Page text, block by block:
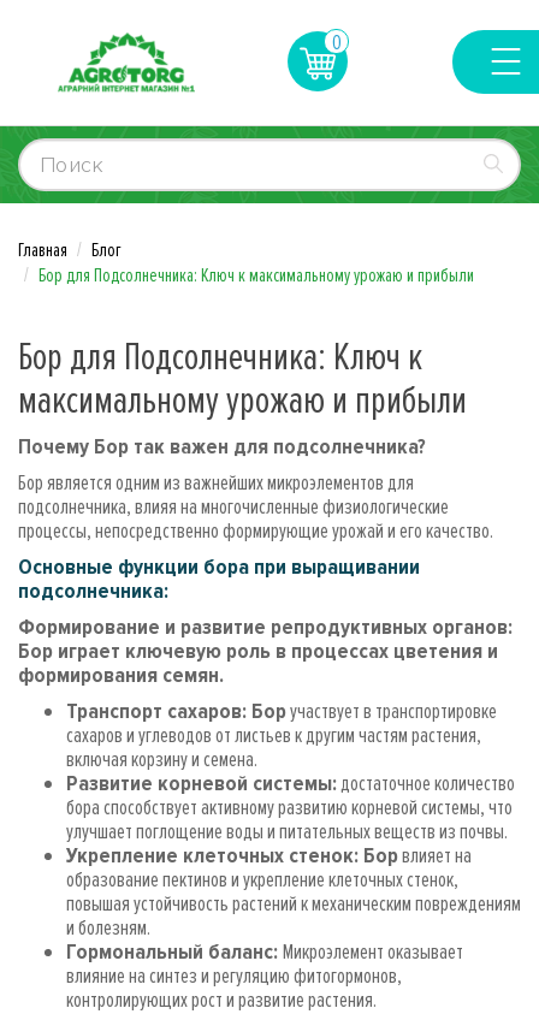
0
Главная
Блог
Бор для Подсолнечника: Ключ к максимальному урожаю и прибыли
Бор для Подсолнечника: Ключ к
максимальному урожаю и прибыли
Почему Бор так важен для подсолнечника?
Бор является одним из важнейших микроэлементов для
подсолнечника, влияя на многочисленные физиологические
процессы, непосредственно формирующие урожай и его качество.
Основные функции бора при выращивании
подсолнечника:
Формирование и развитие репродуктивных органов:
Бор играет ключевую роль в процессах цветения и
формирования семян.
Транспорт сахаров: Боручаствует в транспортировке
сахаров и углеводов от листьев к другим частям растения,
включая корзину и семена.
Развитие корневой системы:достаточное количество
бора способствует активному развитию корневой системы, что
улучшает поглощение воды и питательных веществ из почвы.
Укрепление клеточных стенок: Борвлияет на
образование пектинов и укрепление клеточных стенок,
повышая устойчивость растений к механическим повреждениям
и болезням.
Гормональный баланс:Микроэлемент оказывает
влияние на синтез и регуляцию фитогормонов,
контролирующих рост и развитие растения.